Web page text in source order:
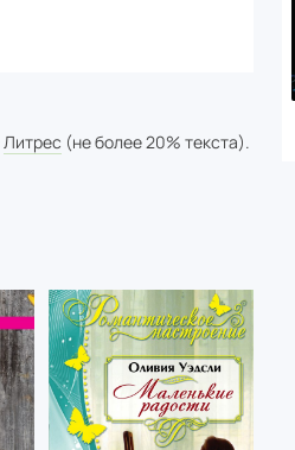
Литрес (не более 20% текста).